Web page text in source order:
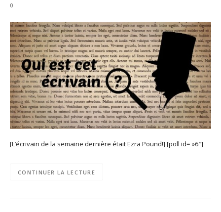
0
[L’écrivain de la semaine dernière était Ezra Pound!] [poll id= »6″]
CONTINUER LA LECTURE